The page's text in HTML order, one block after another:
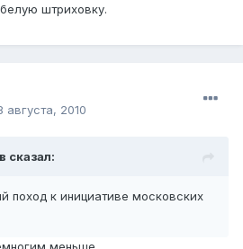
штриховку.
августа, 2010
сказал:
поход к инициативе московских